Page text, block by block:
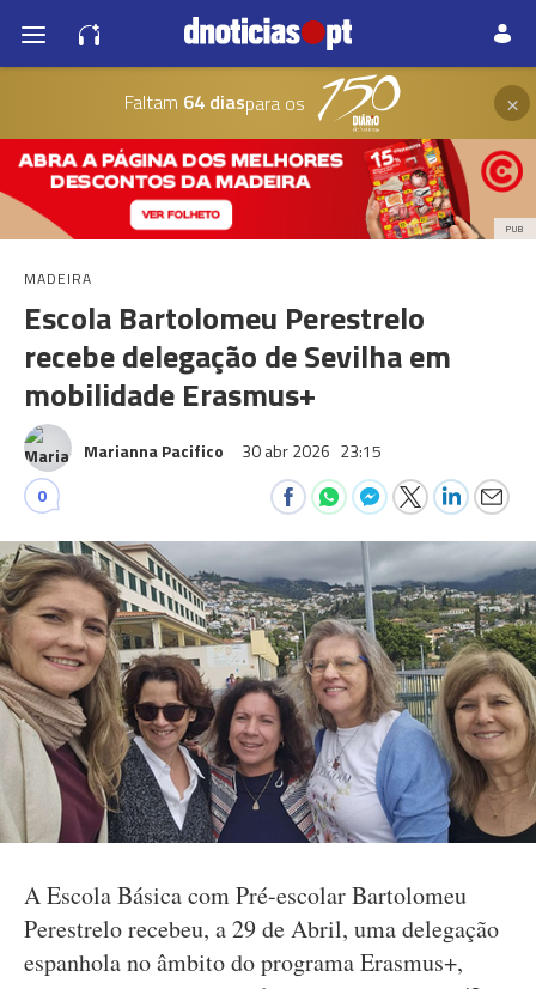
Faltam 64 diaspara os ×
PUB
MADEIRA
Escola Bartolomeu Perestrelo
recebe delegação de Sevilha em
mobilidade Erasmus+
Marianna Pacifico 30 abr 2026 23:15
0
A Escola Básica com Pré-escolar Bartolomeu
Perestrelo recebeu, a 29 de Abril, uma delegação
espanhola no âmbito do programa Erasmus+,